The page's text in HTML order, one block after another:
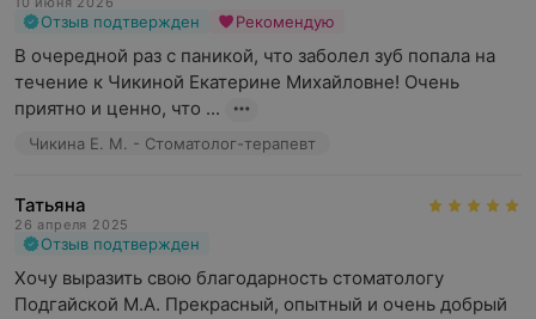
Отзыв подтвержден Рекомендую
В очередной раз с паникой, что заболел зуб попала на
течение к Чикиной Екатерине Михайловне! Очень
приятно и ценно, что ...
Чикина Е. М. - Стоматолог-терапевт
Татьяна
26 апреля 2025
Отзыв подтвержден
Хочу выразить свою благодарность стоматологу
Подгайской М.А. Прекрасный, опытный и очень добрый